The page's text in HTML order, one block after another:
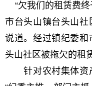
“欠我们的租赁费终
市台头山镇台头山
说道。经过镇纪委
头山社区被拖欠的租
针对农村集体资